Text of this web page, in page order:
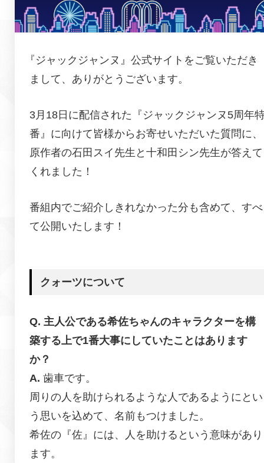
『 ジャックジャンヌ 』公式サイトをご覧いただき
まして、ありがとうございます。
3月18日に配信された『ジャックジャンヌ5周年
番』に向けて皆様からお寄せいただいた質問に、
原作者の石田スイ先生と十和田シン先生が答えて
くれました！
番組内でご紹介しきれなかった分も含めて、すべ
て公開いたします！
クォーツについて
主人公である希佐ちゃんのキャラクターを構
築する上で1番大事にしていたことはあります
か？
歯車です。
周りの人を助けられるような人であるようにとい
う思いを込めて、名前もつけました。
希佐の『佐』には、人を助けるという意味があり
ます。